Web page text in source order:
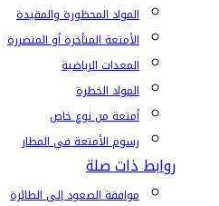
المواد المحظورة والمقيدة
الأمتعة المتأخرة أو المتضررة
المعدات الرياضية
المواد الخطرة
أمتعة من نوع خاص
رسوم الأمتعة في المطار
روابط ذات صلة
موافقة الصعود إلى الطائرة